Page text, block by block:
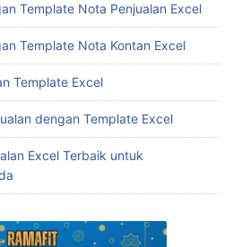
Template Nota Penjualan Excel
Template Nota Kontan Excel
Template Excel
dengan Template Excel
Excel Terbaik untuk